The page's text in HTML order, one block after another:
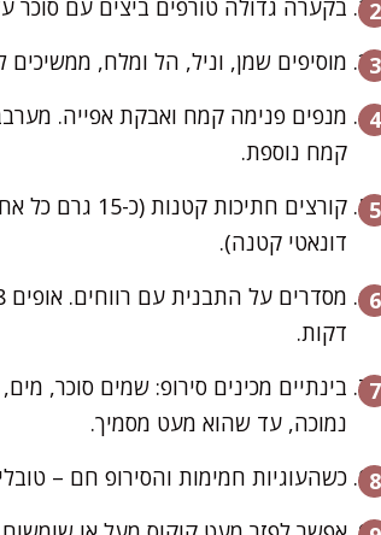
בקערה גדולה טורפים ביצים עם סוכר עד
מוסיפים שמן, וניל, הל ומלח,
מנפים פנימה קמח ואבקת אפייה.
קמח נוספת.
דונאטי קטנה).
דקות.
נמוכה, עד שהוא מעט מסמיך.
כשהעוגיות חמימות והסירופ חם – טובלים את כל עוגייה